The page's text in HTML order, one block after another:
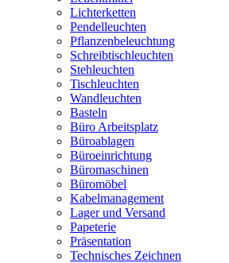
Lichterketten
Pendelleuchten
Pflanzenbeleuchtung
Schreibtischleuchten
Stehleuchten
Tischleuchten
Wandleuchten
Basteln
Büro Arbeitsplatz
Büroablagen
Büroeinrichtung
Büromaschinen
Büromöbel
Kabelmanagement
Lager und Versand
Papeterie
Präsentation
Technisches Zeichnen